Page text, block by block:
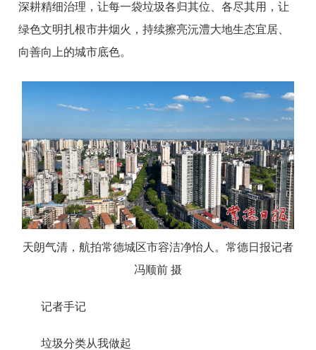
深耕精细治理，让每一袋垃圾各归其位、各尽其用，让
绿色文明扎根市井烟火，持续擦亮沅澧大地生态宜居、
向善向上的城市底色。
天朗气清，航拍常德城区市容洁净怡人。常德日报记者
冯顺前 摄
记者手记
垃圾分类从我做起